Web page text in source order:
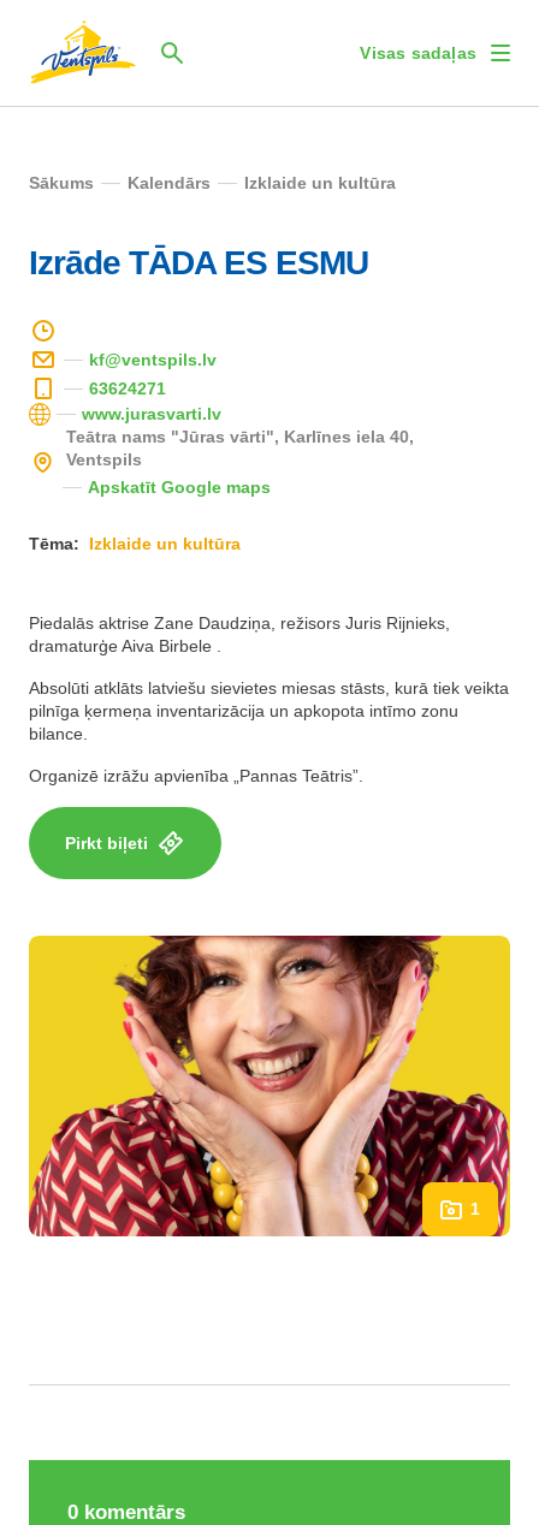
Visas sadaļas
Sākums Kalendārs Izklaide un kultūra
Izrāde TĀDA ES ESMU
kf@ventspils.lv
63624271
www.jurasvarti.lv
Teātra nams "Jūras vārti", Karlīnes iela 40,
Ventspils
Apskatīt Google maps
Tēma: Izklaide un kultūra
Piedalās aktrise Zane Daudziņa, režisors Juris Rijnieks,
dramaturģe Aiva Birbele .
Absolūti atklāts latviešu sievietes miesas stāsts, kurā tiek veikta
pilnīga ķermeņa inventarizācija un apkopota intīmo zonu
bilance.
Organizē izrāžu apvienība „Pannas Teātris”.
Pirkt biļeti
1
0 komentārs